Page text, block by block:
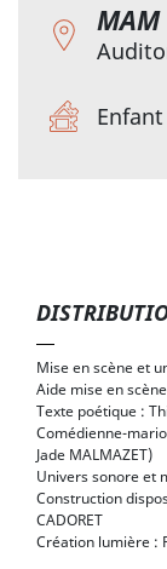
MAM
Mise en scène et
Aide mise en
Texte poétique :
Comédienne-
Jade MALMAZET)
Univers sonore et
Construction
CADORET
Création lumière :